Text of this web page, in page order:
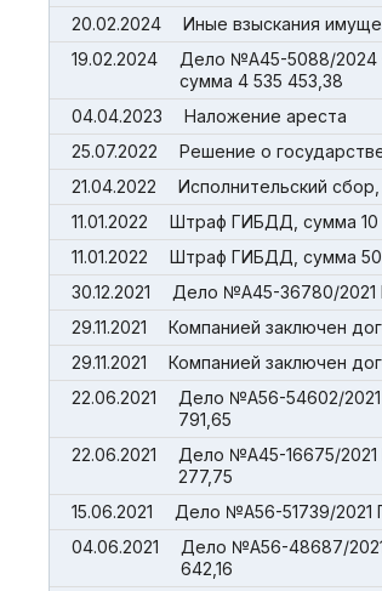
20.02.2024
Иные взыскания
19.02.2024
Дело №А45-5088/2024
сумма 4 535 453,38
04.04.2023
Наложение ареста
25.07.2022
Решение о
21.04.2022
Исполнительский
11.01.2022
Штраф ГИБДД, сумма 10
11.01.2022
Штраф ГИБДД, сумма
30.12.2021
Дело №А45-36780/2021
29.11.2021
Компанией заключен
29.11.2021
Компанией заключен
22.06.2021
Дело №А56-54602/2021
791,65
22.06.2021
Дело №А45-16675/2021
277,75
15.06.2021
Дело №А56-51739/2021
04.06.2021
Дело №А56-48687/
642,16